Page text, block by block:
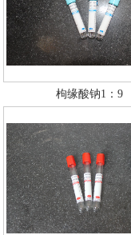
枸缘酸钠1：9